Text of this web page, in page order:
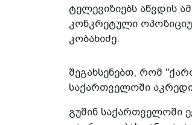
ტელევიზიებს აწვდის
კონკრეტული
კობახიძე.
შეგახსენებთ, რომ
საქართველოში
გუშინ საქართველოში